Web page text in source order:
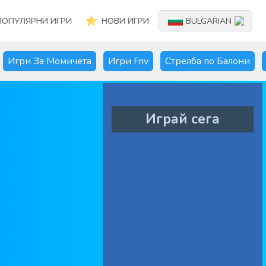
ИГРИ НОВИ ИГРИ BULGARIAN
Игри За Момичета Игри Friv Стрелба по Балони
Играй сега